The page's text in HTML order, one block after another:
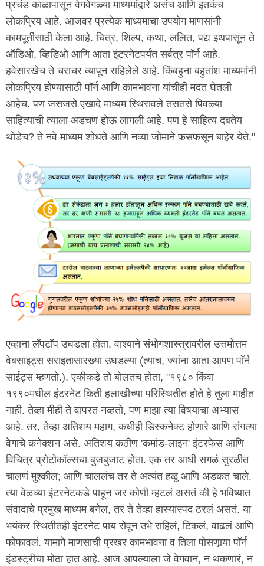
प्रचंड काळापासून वेगवेगळ्या माध्यमांद्वारे असंच आणि इतकंच
लोकप्रिय आहे. आजवर प्रत्येक माध्यमाचा उपयोग माणसांनी
कामपूर्तीसाठी केला आहे. चित्र, शिल्प, कथा, ललित, पद्य इथपासून ते
ऑडिओ, व्हिडिओ आणि आता इंटरनेटपर्यंत सर्वत्र पॉर्न आहे.
हवेसारखेच ते चराचर व्यापून राहिलेले आहे. किंबहुना बहुतांश माध्यमांनी
लोकप्रिय होण्यासाठी पॉर्न आणि कामभावना यांचीही मदत घेतली
आहेच. पण जसजसेे एखादे माध्यम स्थिरावले तसतसे पिवळ्या
साहित्याची त्याला अडचण होऊ लागली आहे. पण हे साहित्य दबतेय
थोडेच? ते नवे माध्यम शोधते आणि नव्या जोमाने फसफसून बाहेर येते."
एव्हाना लॅपटॉप उघडला होता. वाश्याने संभोगशास्त्रावरील उत्तमोत्तम
वेबसाइट्स सराइतासारख्या उघडल्या (त्याच, ज्यांना आता आपण पॉर्न
साईट्स म्हणतो.). एकीकडे तो बोलतच होता, "१९८० किंवा
१९९०मधील इंटरनेट किती हलाखीच्या परिस्थितीत होते हे तुला माहीत
नाही. तेव्हा मीही ते वापरत नव्हतो, पण माझा त्या विषयाचा अभ्यास
आहे. तर, तेव्हा अतिशय महाग, कधीही डिस्कनेक्ट होणारे आणि रांगत्या
वेगाचे कनेक्शन असे. अतिशय कठीण 'कमांड-लाइन' इंटरफेस आणि
विचित्र प्रोटोकॉल्सचा बुजबुजाट होता. एक तर आधी सगळं सुरळीत
चालणं मुश्कील; आणि चाललंच तर ते अत्यंत हळू आणि अडकत चाले.
त्या वेळच्या इंटरनेटकडे पाहून जर कोणी म्हटलं असतं की हे भविष्यात
संवादाचे प्रमुख माध्यम बनेल, तर ते तेव्हा हास्यास्पद ठरलं असतं. या
भयंकर स्थितीतही इंटरनेट पाय रोवून उभे राहिलं, टिकलं, वाढलं आणि
फोफावलं. यामागे माणसाची प्रखर कामभावना व तिला पोसणार्‍या पॉर्न
इंडस्ट्रीचा मोठा हात आहे. आज आपल्याला जे वेगवान, न थकणारं, न